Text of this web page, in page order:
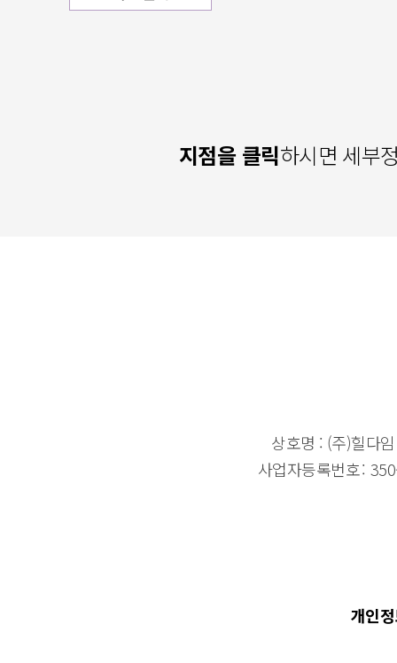
지점을 클릭하시면 세부
상호명 : (주)힐다
사업자등록번호
개인